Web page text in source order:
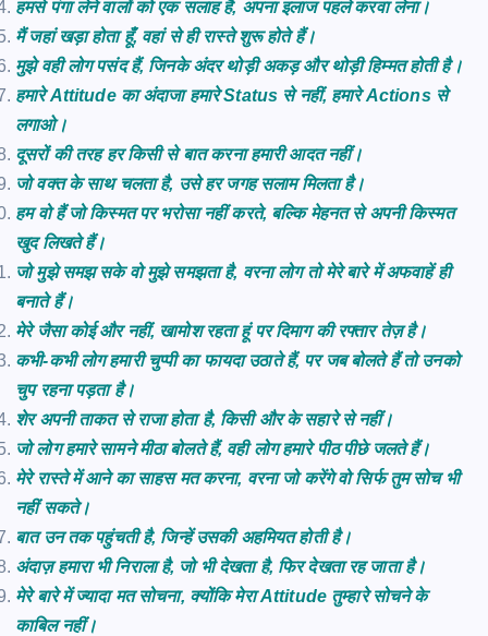
हमसे पंगा लेने वालों को एक सलाह है, अपना इलाज पहले करवा लेना।
मैं जहां खड़ा होता हूँ, वहां से ही रास्ते शुरू होते हैं।
मुझे वही लोग पसंद हैं, जिनके अंदर थोड़ी अकड़ और थोड़ी हिम्मत होती है।
हमारे Attitude का अंदाजा हमारे Status से नहीं, हमारे Actions से
लगाओ।
दूसरों की तरह हर किसी से बात करना हमारी आदत नहीं।
जो वक्त के साथ चलता है, उसे हर जगह सलाम मिलता है।
हम वो हैं जो किस्मत पर भरोसा नहीं करते, बल्कि मेहनत से अपनी किस्मत
खुद लिखते हैं।
जो मुझे समझ सके वो मुझे समझता है, वरना लोग तो मेरे बारे में अफवाहें ही
बनाते हैं।
मेरे जैसा कोई और नहीं, खामोश रहता हूं पर दिमाग की रफ्तार तेज़ है।
कभी-कभी लोग हमारी चुप्पी का फायदा उठाते हैं, पर जब बोलते हैं तो उनको
चुप रहना पड़ता है।
शेर अपनी ताकत से राजा होता है, किसी और के सहारे से नहीं।
जो लोग हमारे सामने मीठा बोलते हैं, वही लोग हमारे पीठ पीछे जलते हैं।
मेरे रास्ते में आने का साहस मत करना, वरना जो करेंगे वो सिर्फ तुम सोच भी
नहीं सकते।
बात उन तक पहुंचती है, जिन्हें उसकी अहमियत होती है।
अंदाज़ हमारा भी निराला है, जो भी देखता है, फिर देखता रह जाता है।
मेरे बारे में ज्यादा मत सोचना, क्योंकि मेरा Attitude तुम्हारे सोचने के
काबिल नहीं।